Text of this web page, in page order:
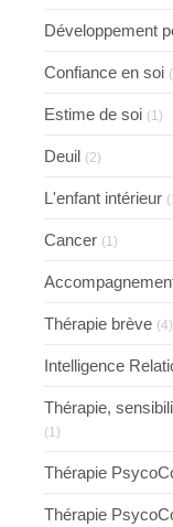
Développement
Confiance en soi
Estime de soi (1)
Deuil (2)
L'enfant intérieur
Cancer (1)
Thérapie brève (4)
Intelligence
Thérapie,
(1)
Thérapie
Thérapie